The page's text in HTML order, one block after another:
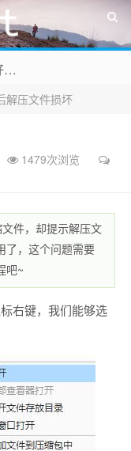
58ghost资源站，提供最新，优化最好系统及装机常用软件下载
解压文件损坏
1479次浏览
件，却提示解压文
了，这个问题需要
吧~
右键，我们能够选